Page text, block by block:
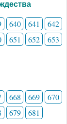
640 641
642
651 652
653
668 669
670
679 681